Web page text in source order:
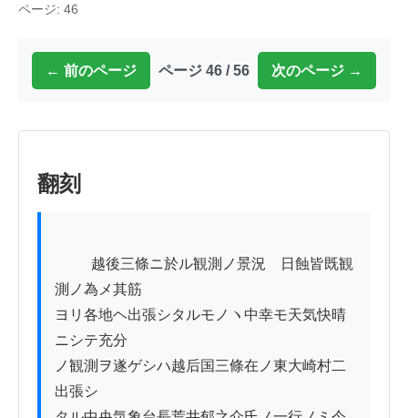
ページ: 46
← 前のページ ページ 46 / 56 次のページ →
翻刻
測ノ為メ其筋
ヨリ各地ヘ出張シタルモノヽ中幸モ天気快晴
ニシテ充分
ノ観測ヲ遂ゲシハ越后国三條在ノ東大崎村二
出張シ